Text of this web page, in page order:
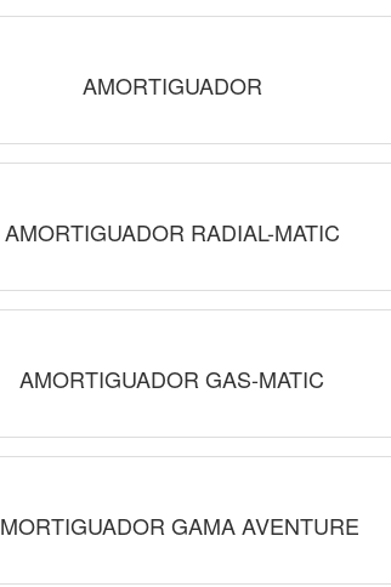
AMORTIGUADOR
AMORTIGUADOR RADIAL-MATIC
AMORTIGUADOR GAS-MATIC
GAMA AVENTURE